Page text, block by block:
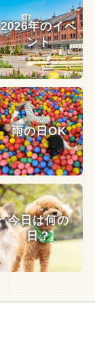
2026年のイベ
ント
雨の日OK
今日は何の
日？